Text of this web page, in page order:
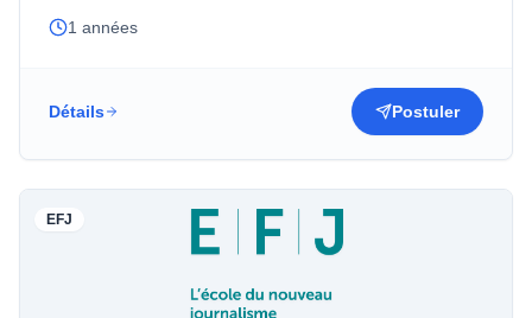
1 années
Détails Postuler
EFJ